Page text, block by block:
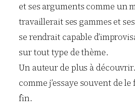
et ses arguments comme un
travaillerait ses gammes et
se rendrait capable
sur tout type de thème.
Un auteur de plus à
comme j’essaye souvent de
fin.